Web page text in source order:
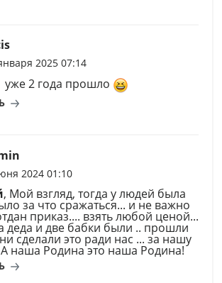
2025 07:14
уже 2 года прошло
2024 01:10
, Мой взгляд, тогда у людей была
за что сражаться... и не важно
приказ.... взять любой ценой...
деда и две бабки были .. прошли
сделали это ради нас ... за нашу
наша Родина это наша Родина!